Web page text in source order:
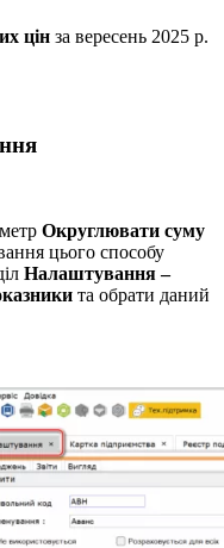
цін за вересень 2025 р.
Округлювати суму
цього способу
Налаштування –
та обрати даний